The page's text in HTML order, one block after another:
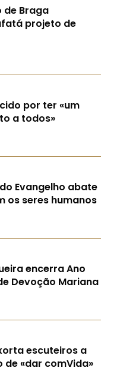
de Braga
projeto de
por ter «um
a todos»
Evangelho abate
os seres humanos
encerra Ano
Devoção Mariana
escuteiros a
«dar comVida»